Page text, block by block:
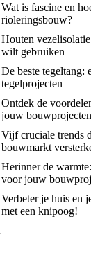
Wat is fascine en
rioleringsbouw?
Houten
wilt gebruiken
De beste tegeltang:
tegelprojecten
Ontdek de
jouw bouwprojecten
Vijf cruciale trends
bouwmarkt
Herinner de
voor jouw
Verbeter je huis en
met een knipoog!